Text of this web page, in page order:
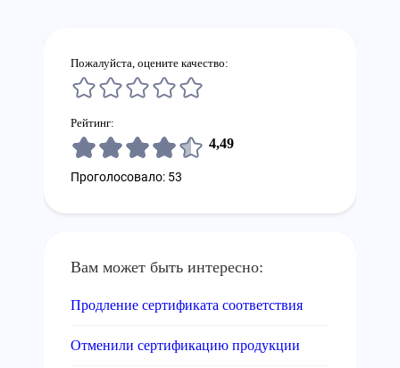
Пожалуйста, оцените качество:
Рейтинг:
4,49
Проголосовало: 53
Вам может быть интересно:
Продление сертификата соответствия
Отменили сертификацию продукции